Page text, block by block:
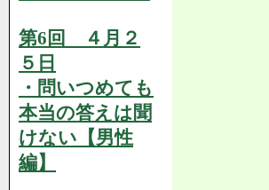
第6回 ４月２
５日
・問いつめても
本当の答えは聞
けない【男性
編】